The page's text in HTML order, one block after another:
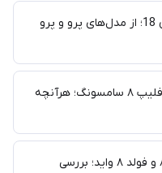
جدیدترین اخبار سری آیفون 18؛ از مدل‌های پرو و پرو
جدیدترین اخبار گلکسی زد فلیپ ۸ سامسونگ؛ هرآنچه
مشخصات گلکسی زد فولد ۸ و فولد ۸ واید؛ بررسی